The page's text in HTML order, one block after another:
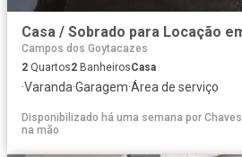
Campos dos Goytacazes
2 Quartos2 BanheirosCasa
·Varanda·Garagem·Área de serviço
Disponibilizado há uma semana por Chaves
na mão